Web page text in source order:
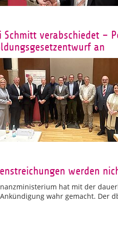
Schmitt verabschiedet –
an
werden
hat mit der
wahr gemacht. Der